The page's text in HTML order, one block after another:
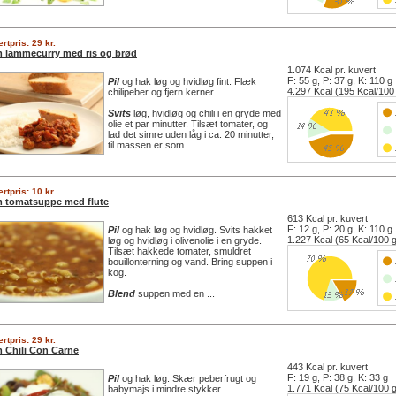
29 kr.
lammecurry med ris og brød
Pilog hak løg og hvidløg fint. Flæk
chilipeber og fjern kerner.
Svits løg, hvidløg og chili i en gryde med
olie et par minutter. Tilsæt tomater, og
lad det simre uden låg i ca. 20 minutter,
til massen er som ...
1.074 Kcal pr. kuvert
F: 55 g, P: 37 g, K: 110 g
4.297 Kcal (195 Kcal/
10 kr.
tomatsuppe med flute
Pilog hak løg og hvidløg. Svits hakket
løg og hvidløg i olivenolie i en gryde.
Tilsæt hakkede tomater, smuldret
bouillonterning og vand. Bring suppen i
kog.
Blend suppen med en ...
613 Kcal pr. kuvert
F: 12 g, P: 20 g, K: 110 g
1.227 Kcal (65 Kcal/100
29 kr.
Chili Con Carne
Pilog hak løg. Skær peberfrugt og
babymajs i mindre stykker.
443 Kcal pr. kuvert
F: 19 g, P: 38 g, K: 33 g
1.771 Kcal (75 Kcal/100